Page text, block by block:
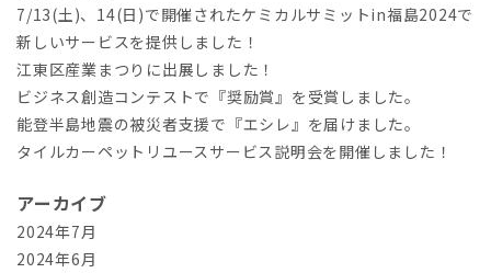
7/13(土)、14(日)で開催されたケミカルサミットin福島2024で
新しいサービスを提供しました！
江東区産業まつりに出展しました！
ビジネス創造コンテストで『奨励賞』を受賞しました。
能登半島地震の被災者支援で『エシレ』を届けました。
タイルカーペットリユースサービス説明会を開催しました！
アーカイブ
2024年7月
2024年6月